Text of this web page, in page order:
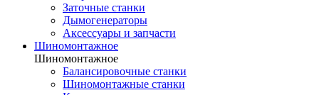
Заточные станки
Дымогенераторы
Аксессуары и запчасти
Шиномонтажное
Шиномонтажное
Балансировочные станки
Шиномонтажные станки